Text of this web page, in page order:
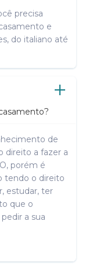
precisa
e
do italiano até
de
direito a fazer a
porém é
tendo o direito
estudar, ter
que o
a sua